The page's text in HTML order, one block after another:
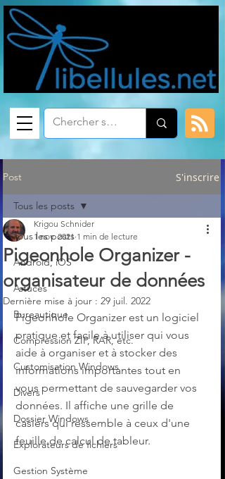
Post S'inscrire
Tous les posts
Android, iOS
Astuces
Bureautique
Compression ZIP, RAR, etc.
Customisation Windows
Divers
Dossier Windows
Explorateurs de fichiers
Gestion Système
Tous les posts
Pigeonhole Organizer -
organisateur de données
Krigou Schnider
1 nov. 2021 1 min de lecture
Dernière mise à jour : 29 juil. 2022
Pigeonhole Organizer est un logiciel
pratique et facile à utiliser qui vous
aide à organiser et à stocker des
informations importantes tout en
vous permettant de sauvegarder vos
données. Il affiche une grille de
casiers qui ressemble à ceux d'une
feuille de calcul de tableur.